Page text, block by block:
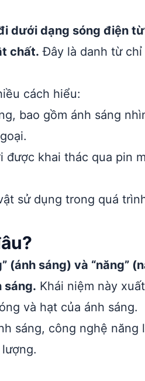
dưới dạng sóng điện
chất. Đây là danh từ
cách hiểu:
bao gồm ánh sáng
khai thác qua pin
sử dụng trong quá
(ánh sáng) và “năng”
sáng. Khái niệm này
và hạt của ánh sáng.
sáng, công nghệ năng